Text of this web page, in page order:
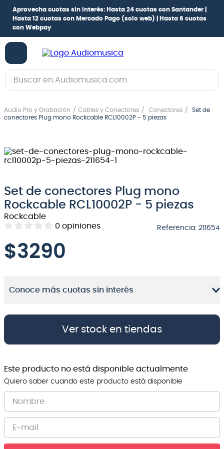
Aprovecha cuotas sin interés: Hasta 24 cuotas con Santander |
Hasta 12 cuotas con Mercado Pago (solo web) |
Hasta 6 cuotas
con Webpay
Buscar en Audiomusica.com
Audio Pro y Grabación Cables y Conectores Conectores
Set de
conectores Plug mono Rockcable RCL10002P - 5 piezas
Set de conectores Plug mono
Rockcable RCL10002P - 5 piezas
Rockcable
0 opiniones Referencia: 211654
$3290
Conoce más cuotas sin interés
Ver stock en tiendas
Este producto no está disponible actualmente
Quiero saber cuando este producto está disponible
1.
guitarra electrica
3.
guitarra electroacústica
5 .
amplificador
6.
guitarra
7.
teclado
9.
bateria